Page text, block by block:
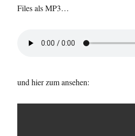
Files als MP3…
und hier zum ansehen: